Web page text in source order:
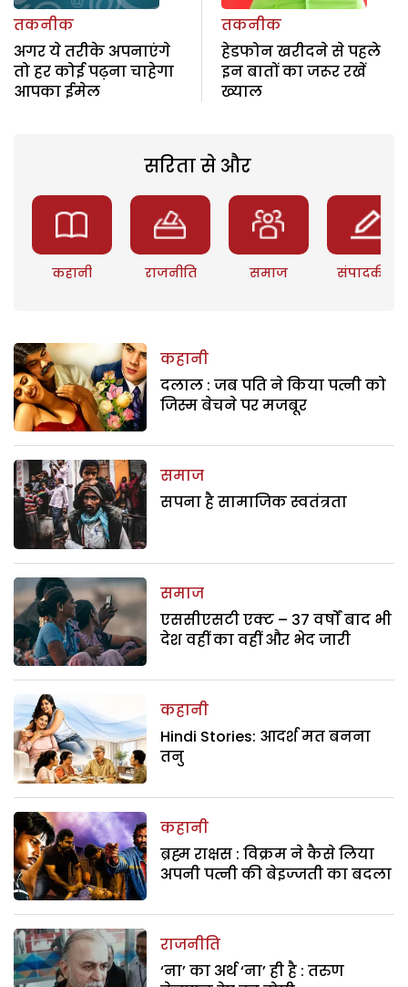
तकनीक
अगर ये तरीके अपनाएंगे
तो हर कोई पढ़ना चाहेगा
आपका ईमेल
तकनीक
हेडफोन खरीदने से पहले
इन बातों का जरूर रखें
ख्याल
सरिता से और
कहानी राजनीति समाज संपादकीय
कहानी
दलाल : जब पति ने किया पत्नी को
जिस्म बेचने पर मजबूर
समाज
सपना है सामाजिक स्वतंत्रता
समाज
एससीएसटी एक्ट – 37 वर्षों बाद भी
देश वहीं का वहीं और भेद जारी
कहानी
Hindi Stories: आदर्श मत बनना
तनु
कहानी
ब्रह्म राक्षस : विक्रम ने कैसे लिया
अपनी पत्नी की बेइज्जती का बदला
राजनीति
‘ना’ का अर्थ ‘ना’ ही है : तरुण